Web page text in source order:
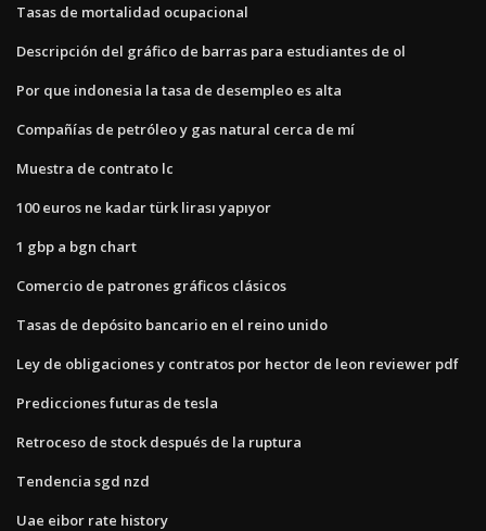
Tasas de mortalidad ocupacional
Descripción del gráfico de barras para estudiantes de ol
Por que indonesia la tasa de desempleo es alta
Compañías de petróleo y gas natural cerca de mí
Muestra de contrato lc
100 euros ne kadar türk lirası yapıyor
1 gbp a bgn chart
Comercio de patrones gráficos clásicos
Tasas de depósito bancario en el reino unido
Ley de obligaciones y contratos por hector de leon reviewer pdf
Predicciones futuras de tesla
Retroceso de stock después de la ruptura
Tendencia sgd nzd
Uae eibor rate history